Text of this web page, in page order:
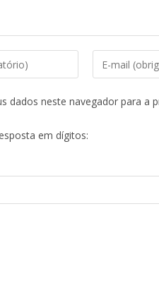
dados neste navegador para a
em dígitos: